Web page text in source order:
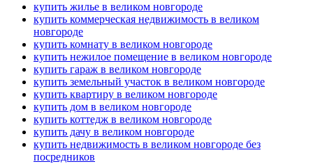
купить жилье в великом новгороде
купить коммерческая недвижимость в великом
новгороде
купить комнату в великом новгороде
купить нежилое помещение в великом новгороде
купить гараж в великом новгороде
купить земельный участок в великом новгороде
купить квартиру в великом новгороде
купить дом в великом новгороде
купить коттедж в великом новгороде
купить дачу в великом новгороде
купить недвижимость в великом новгороде без
посредников